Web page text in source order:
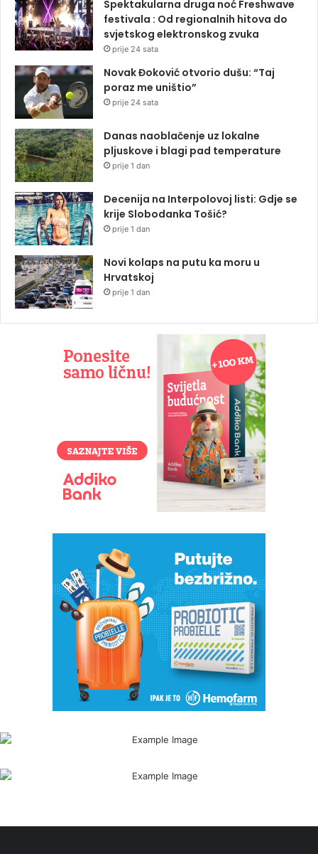
Spektakularna druga noć Freshwave
festivala : Od regionalnih hitova do
svjetskog elektronskog zvuka
prije 24 sata
Novak Đoković otvorio dušu: “Taj
poraz me uništio”
prije 24 sata
Danas naoblačenje uz lokalne
pljuskove i blagi pad temperature
prije 1 dan
Decenija na Interpolovoj listi: Gdje se
krije Slobodanka Tošić?
prije 1 dan
Novi kolaps na putu ka moru u
Hrvatskoj
prije 1 dan